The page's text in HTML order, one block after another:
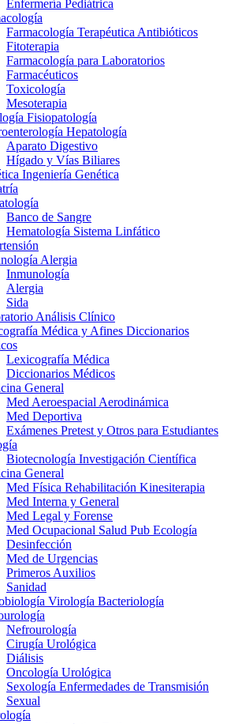
Enfermería Pediátrica
Farmacología Terapéutica Antibióticos
Fitoterapia
Farmacología para Laboratorios
Farmacéuticos
Toxicología
Mesoterapia
Fisiopatología
Hepatología
Aparato Digestivo
Hígado y Vías Biliares
Ingeniería Genética
Banco de Sangre
Hematología Sistema Linfático
Alergia
Inmunología
Alergia
Sida
Análisis Clínico
Médica y Afines Diccionarios
Lexicografía Médica
Diccionarios Médicos
General
Med Aeroespacial Aerodinámica
Med Deportiva
Exámenes Pretest y Otros para Estudiantes
Biotecnología Investigación Científica
General
Med Física Rehabilitación Kinesiterapia
Med Interna y General
Med Legal y Forense
Med Ocupacional Salud Pub Ecología
Desinfección
Med de Urgencias
Primeros Auxilios
Sanidad
Virología Bacteriología
Nefrourología
Cirugía Urológica
Diálisis
Oncología Urológica
Sexología Enfermedades de Transmisión
Sexual